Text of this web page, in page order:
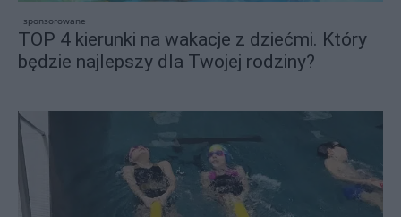
sponsorowane
TOP 4 kierunki na wakacje z dziećmi. Który
będzie najlepszy dla Twojej rodziny?